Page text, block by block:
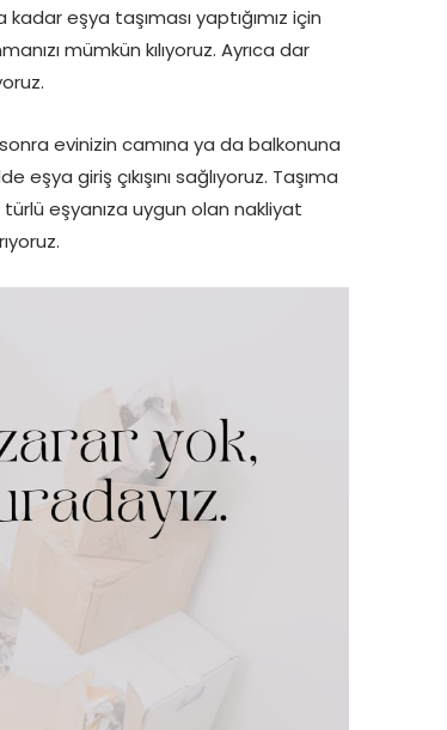
eşya taşıması yaptığımız için
mümkün kılıyoruz. Ayrıca dar
evinizin camına ya da balkonuna
eşya giriş çıkışını sağlıyoruz. Taşıma
eşyanıza uygun olan nakliyat